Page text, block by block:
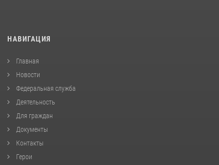
НАВИГАЦИЯ
Главная
Новости
Федеральная служба
Деятельность
Для граждан
Документы
Контакты
Герои